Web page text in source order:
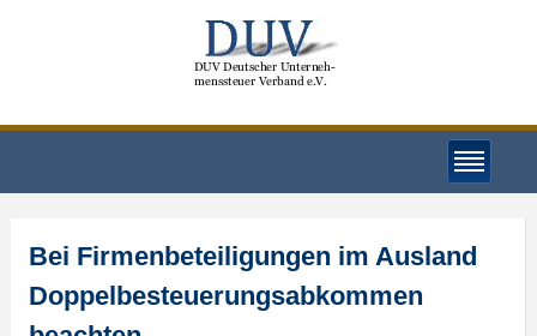
Bei Firmenbeteiligungen im Ausland
Doppelbesteuerungsabkommen